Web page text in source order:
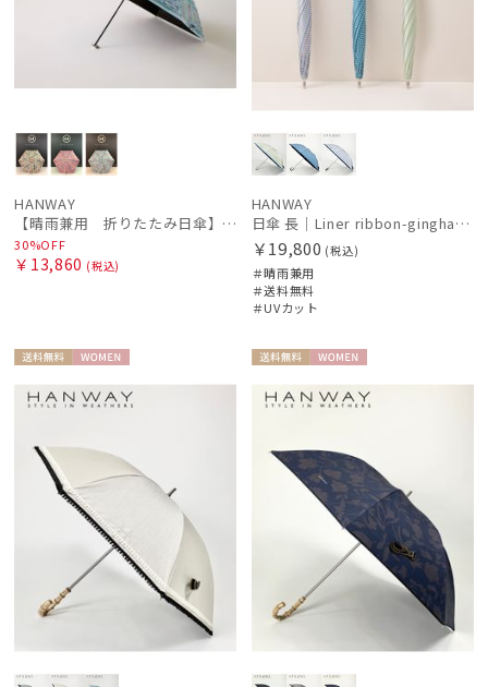
HANWAY
【晴雨兼用 折りたたみ日傘】ハンウェイ（ＨＡＮＷＡＹ）Bookworm color（ブックワーム・カラー）
30%OFF
￥13,860 (税込)
HANWAY
日傘 長｜Liner ribbon-gingham [HANWAY]
￥19,800 (税込)
＃晴雨兼用
＃送料無料
＃UVカット
料
N
料
N